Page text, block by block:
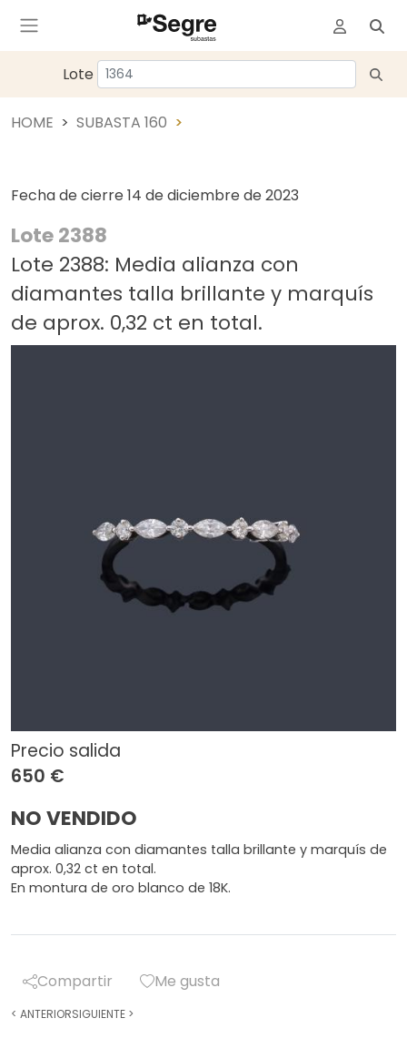
Lote
HOME SUBASTA 160
Fecha de cierre 14 de diciembre de 2023
Lote 2388
Lote 2388: Media alianza con
diamantes talla brillante y marquís
de aprox. 0,32 ct en total.
Precio salida
650 €
NO VENDIDO
Media alianza con diamantes talla brillante y marquís de
aprox. 0,32 ct en total.
En montura de oro blanco de 18K.
Compartir Me gusta
< ANTERIORSIGUIENTE >